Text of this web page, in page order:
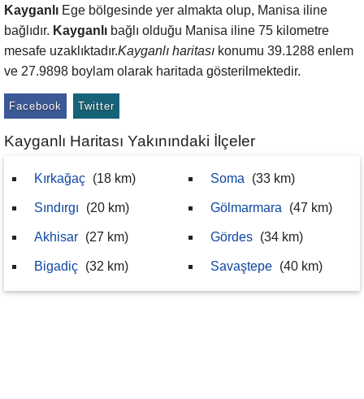
Kayganlı Ege bölgesinde yer almakta olup, Manisa iline
bağlıdır. Kayganlı bağlı olduğu Manisa iline 75 kilometre
mesafe uzaklıktadır.Kayganlı haritası konumu 39.1288 enlem
ve 27.9898 boylam olarak haritada gösterilmektedir.
Facebook Twitter
Kayganlı Haritası Yakınındaki İlçeler
Kırkağaç (18 km)
Sındırgı (20 km)
Akhisar (27 km)
Bigadiç (32 km)
Soma (33 km)
Gölmarmara (47 km)
Gördes (34 km)
Savaştepe (40 km)